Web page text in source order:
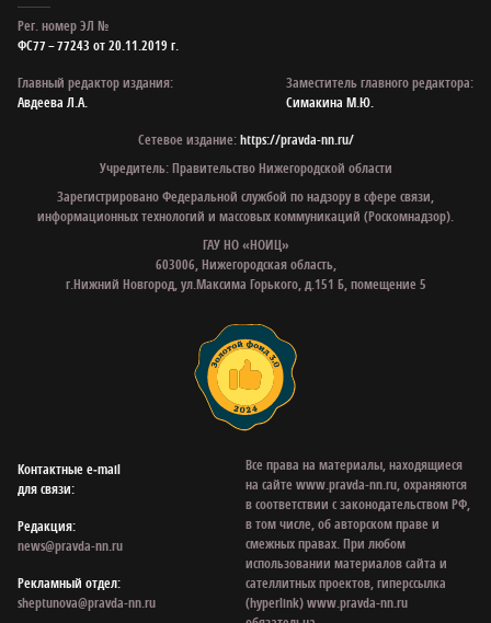
Рег. номер ЭЛ №
ФС77 – 77243 от 20.11.2019 г.
Главный редактор издания:
Авдеева Л.А.
Заместитель главного редактора:
Симакина М.Ю.
Сетевое издание:https://pravda-nn.ru/
Учредитель: Правительство Нижегородской области
Зарегистрировано Федеральной службой по надзору в сфере связи,
информационных технологий и массовых коммуникаций (Роскомнадзор).
ГАУ НО «НОИЦ»
603006, Нижегородская область,
г.Нижний Новгород, ул.Максима Горького, д.151 Б, помещение 5
Контактные e‑mail
для связи:
Редакция:
news@pravda-nn.ru
Рекламный отдел:
sheptunova@pravda-nn.ru
Все права на материалы, находящиеся
на сайте www.pravda-nn.ru, охраняются
в соответствии с законодательством РФ,
в том числе, об авторском праве и
смежных правах. При любом
использовании материалов сайта и
сателлитных проектов, гиперссылка
(hyperlink) www.pravda-nn.ru